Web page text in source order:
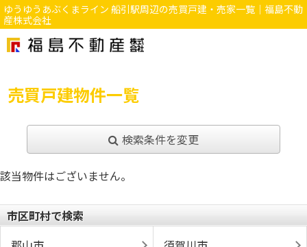
ゆうゆうあぶくまライン 船引駅周辺の売買戸建・売家一覧｜福島不動
産株式会社
売買戸建物件一覧
検索条件を変更
該当物件はございません。
市区町村で検索